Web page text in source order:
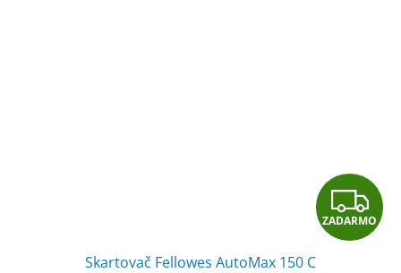
Z
A
ZADARMO
Skartovač Fellowes AutoMax 150 C